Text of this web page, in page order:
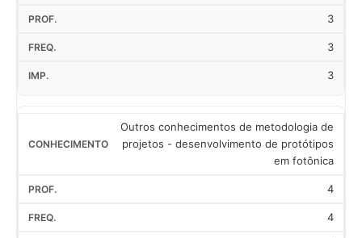
3
3
3
Outros conhecimentos de metodologia de
projetos - desenvolvimento de protótipos
em fotônica
4
4